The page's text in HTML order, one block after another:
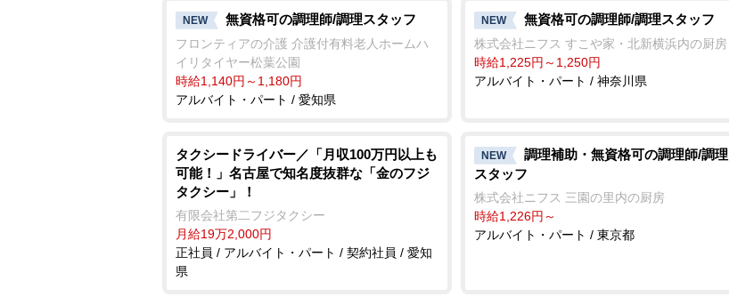
NEW 無資格可の調理師/調理スタッフ
フロンティアの介護 介護付有料老人ホームハ
イリタイヤー松葉公園
時給1,140円～1,180円
アルバイト・パート / 愛知県
NEW 無資格可の調理師/調理スタッフ
株式会社ニフス すこや家・北新横浜内の厨房
時給1,225円～1,250円
アルバイト・パート / 神奈川県
タクシードライバー／「月収100万円以上も
可能！」名古屋で知名度抜群な「金のフジ
タクシー」！
有限会社第二フジタクシー
月給19万2,000円
正社員 / アルバイト・パート / 契約社員 / 愛知
県
NEW
調理補助・無資格可の調理師/調理
スタッフ
株式会社ニフス 三園の里内の厨房
時給1,226円～
アルバイト・パート / 東京都